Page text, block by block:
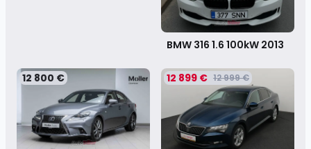
BMW 316 1.6 100kW 2013
12 800 € 12 899 € 12 999 €